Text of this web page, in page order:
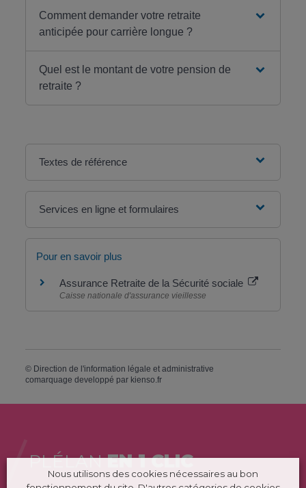
Comment demander votre retraite
anticipée pour carrière longue ?
Quel est le montant de votre pension de
retraite ?
Textes de référence
Services en ligne et formulaires
Pour en savoir plus
Assurance Retraite de la Sécurité sociale
Caisse nationale d'assurance vieillesse
© Direction de l'information légale et administrative
comarquage developpé par kienso.fr
PLÉLANEN 1 CLIC
Nous utilisons des cookies nécessaires au bon